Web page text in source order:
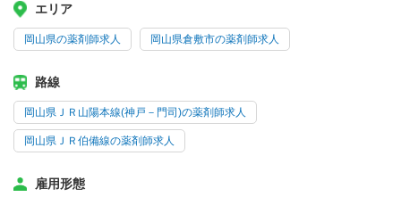
エリア
岡山県の薬剤師求人 岡山県倉敷市の薬剤師求人
路線
岡山県ＪＲ山陽本線(神戸－門司)の薬剤師求人
岡山県ＪＲ伯備線の薬剤師求人
雇用形態